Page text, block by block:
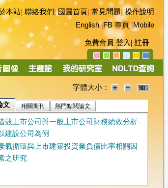
本站 聯絡我們|國圖首頁 常見問題|操作說明
English|FB 專頁|Mobile
免費會員 登入 註冊
字體大小：
文 相關期刊 熱門點閱論文
殼上市公司與一般上市公司財務績效分析-
建設公司為例
氣循環與上市建築投資業負債比率相關因
之研究